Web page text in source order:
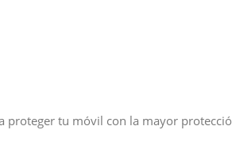
proteger tu móvil con la mayor